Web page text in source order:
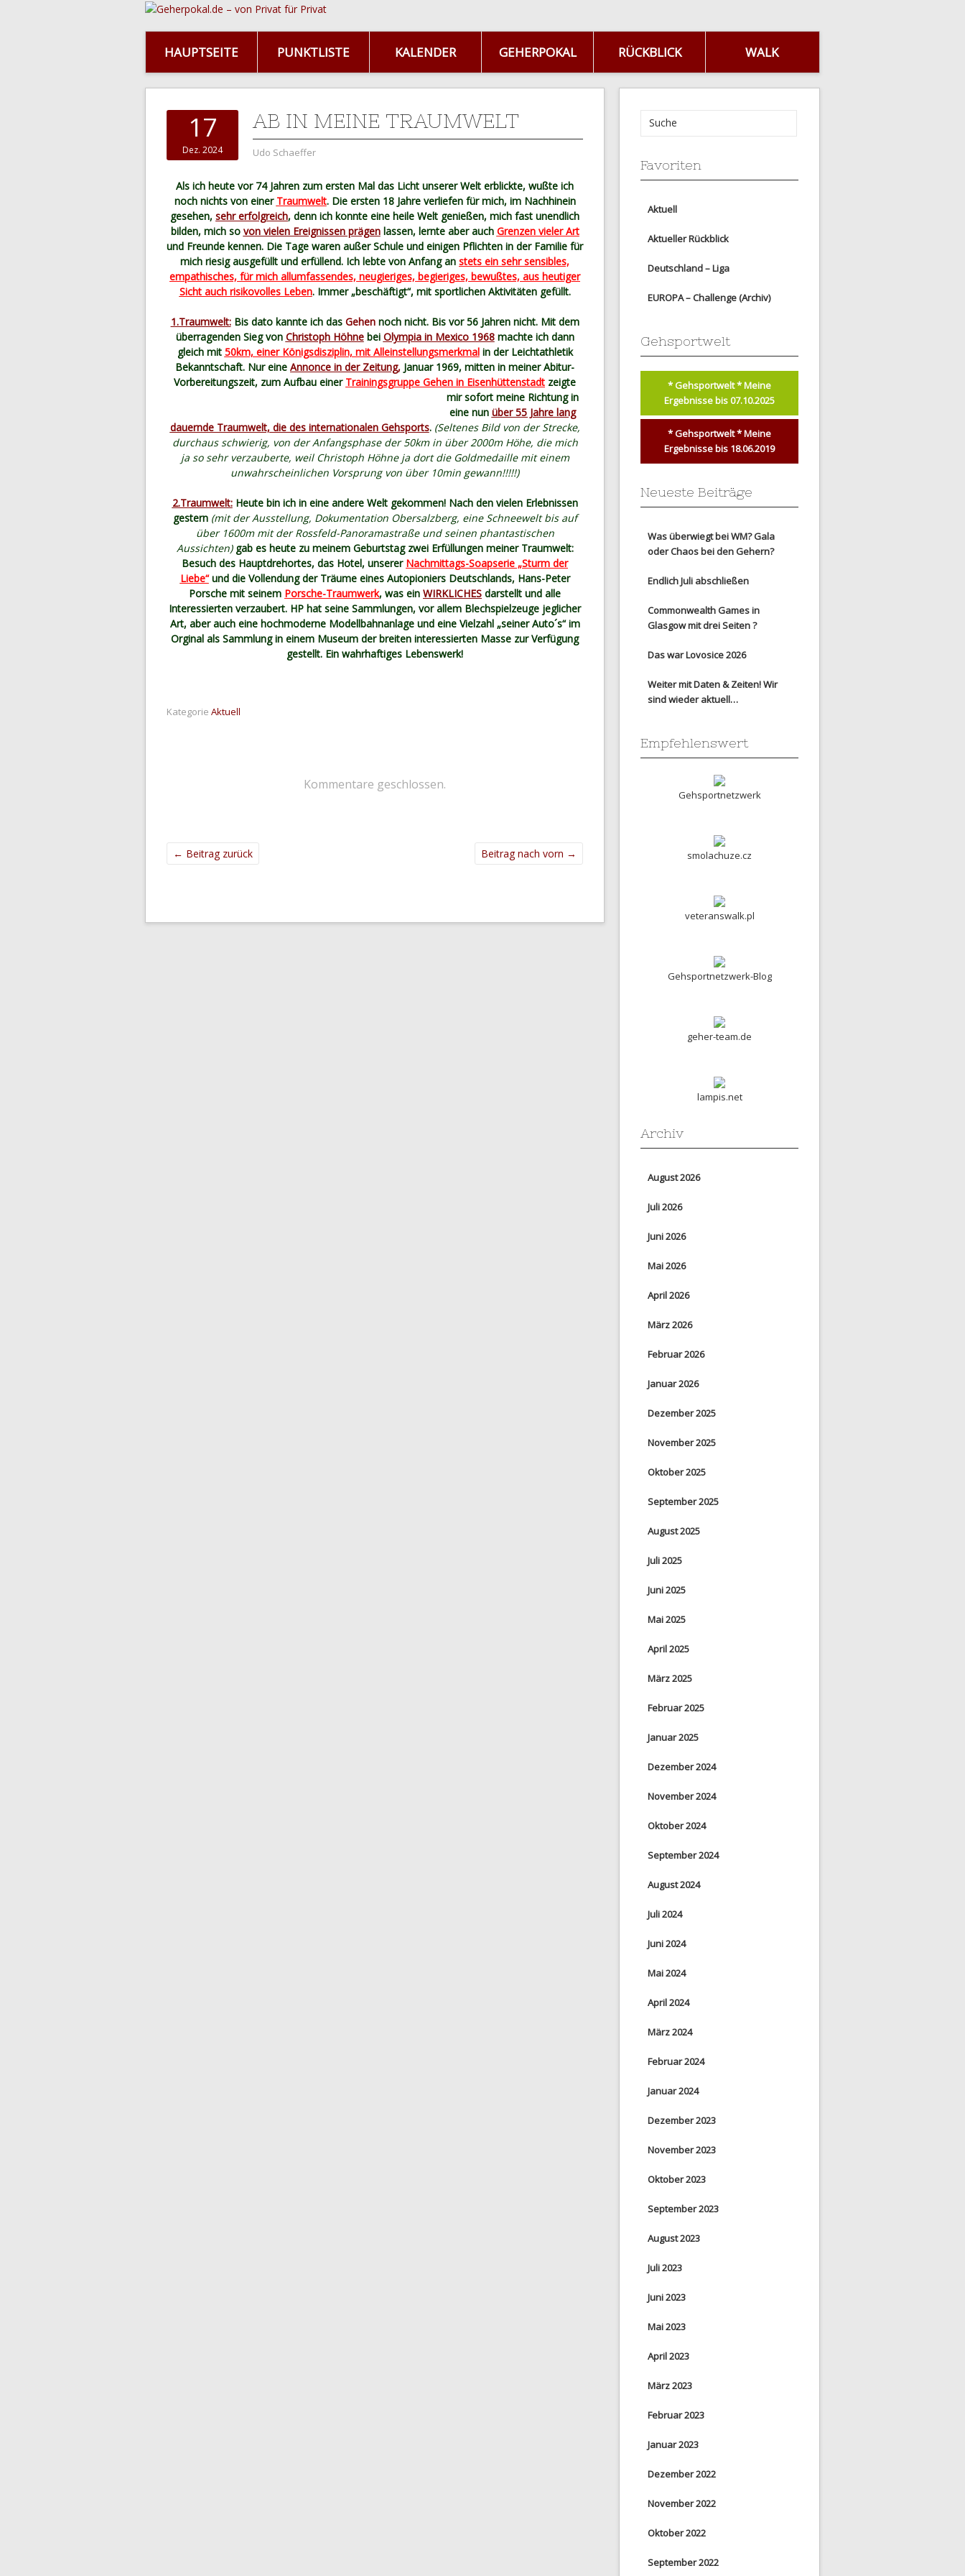
HAUPTSEITE PUNKTLISTE KALENDER GEHERPOKAL RÜCKBLICK WALK
17
Dez. 2024
AB IN MEINE TRAUMWELT
Udo Schaeffer
Als ich heute vor 74 Jahren zum ersten Mal das Licht unserer Welt erblickte, wußte ich
noch nichts von einer Traumwelt. Die ersten 18 Jahre verliefen für mich, im Nachhinein
gesehen, sehr erfolgreich, denn ich konnte eine heile Welt genießen, mich fast unendlich
bilden, mich so von vielen Ereignissen prägenlassen, lernte aber auch Grenzen vieler Art
und Freunde kennen. Die Tage waren außer Schule und einigen Pflichten in der Familie für
mich riesig ausgefüllt und erfüllend. Ich lebte von Anfang an stets ein sehr sensibles,
empathisches, für mich allumfassendes, neugieriges, begieriges, bewußtes, aus heutiger
Sicht auch risikovolles Leben. Immer „beschäftigt“, mit sportlichen Aktivitäten gefüllt.
1.Traumwelt:Bis dato kannte ich das Gehennoch nicht. Bis vor 56 Jahren nicht. Mit dem
überragenden Sieg von Christoph Höhnebei Olympia in Mexico 1968machte ich dann
gleich mit 50km, einer Königsdisziplin, mit Alleinstellungsmerkmalin der Leichtathletik
Bekanntschaft. Nur eine Annonce in der Zeitung, Januar 1969, mitten in meiner Abitur-
Vorbereitungszeit, zum Aufbau einer Trainingsgruppe Gehen in Eisenhüttenstadt zeigte
mir sofort meine Richtung in
eine nun über 55 Jahre lang
dauernde Traumwelt, die des internationalen Gehsports. (Seltenes Bild von der Strecke,
durchaus schwierig, von der Anfangsphase der 50km in über 2000m Höhe, die mich
ja so sehr verzauberte, weil Christoph Höhne ja dort die Goldmedaille mit einem
unwahrscheinlichen Vorsprung von über 10min gewann!!!!!)
2.Traumwelt:Heute bin ich in eine andere Welt gekommen! Nach den vielen Erlebnissen
gestern (mit der Ausstellung, Dokumentation Obersalzberg, eine Schneewelt bis auf
über 1600m mit der Rossfeld-Panoramastraße und seinen phantastischen
Aussichten) gab es heute zu meinem Geburtstag zwei Erfüllungen meiner Traumwelt:
Besuch des Hauptdrehortes, das Hotel, unserer Nachmittags-Soapserie „Sturm der
Liebe“und die Vollendung der Träume eines Autopioniers Deutschlands, Hans-Peter
Porsche mit seinem Porsche-Traumwerk, was ein WIRKLICHES darstellt und alle
Interessierten verzaubert. HP hat seine Sammlungen, vor allem Blechspielzeuge jeglicher
Art, aber auch eine hochmoderne Modellbahnanlage und eine Vielzahl „seiner Auto´s“ im
Orginal als Sammlung in einem Museum der breiten interessierten Masse zur Verfügung
gestellt. Ein wahrhaftiges Lebenswerk!
Kategorie Aktuell
Kommentare geschlossen.
← Beitrag zurück Beitrag nach vorn →
Favoriten
Aktuell
Aktueller Rückblick
Deutschland – Liga
EUROPA – Challenge (Archiv)
Gehsportwelt
* Gehsportwelt * Meine
Ergebnisse bis 07.10.2025
* Gehsportwelt * Meine
Ergebnisse bis 18.06.2019
Neueste Beiträge
Was überwiegt bei WM? Gala
oder Chaos bei den Gehern?
Endlich Juli abschließen
Commonwealth Games in
Glasgow mit drei Seiten ?
Das war Lovosice 2026
Weiter mit Daten & Zeiten! Wir
sind wieder aktuell…
Empfehlenswert
Gehsportnetzwerk
smolachuze.cz
veteranswalk.pl
Gehsportnetzwerk-Blog
geher-team.de
lampis.net
Archiv
August 2026
Juli 2026
Juni 2026
Mai 2026
April 2026
März 2026
Februar 2026
Januar 2026
Dezember 2025
November 2025
Oktober 2025
September 2025
August 2025
Juli 2025
Juni 2025
Mai 2025
April 2025
März 2025
Februar 2025
Januar 2025
Dezember 2024
November 2024
Oktober 2024
September 2024
August 2024
Juli 2024
Juni 2024
Mai 2024
April 2024
März 2024
Februar 2024
Januar 2024
Dezember 2023
November 2023
Oktober 2023
September 2023
August 2023
Juli 2023
Juni 2023
Mai 2023
April 2023
März 2023
Februar 2023
Januar 2023
Dezember 2022
November 2022
Oktober 2022
September 2022